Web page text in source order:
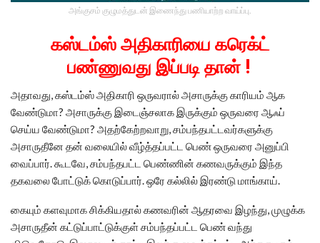
அங்குசம் குழுமத்துடன் இணைந்து பணியாற்ற வாய்ப்பு.
கஸ்டம்ஸ் அதிகாரியை கரெக்ட்
பண்ணுவது இப்படி தான் !
அதாவது, கஸ்டம்ஸ் அதிகாரி ஒருவரால் அசாருக்கு காரியம் ஆக
வேண்டுமா? அசாருக்கு இடைஞ்சலாக இருக்கும் ஒருவரை ஆஃப்
செய்ய வேண்டுமா? அதற்கேற்றவாறு, சம்பந்தபட்டவர்களுக்கு
அசாருதீனே தன் வலையில் வீழ்த்தப்பட்ட பெண் ஒருவரை அனுப்பி
வைப்பார். கூடவே, சம்பந்தபட்ட பெண்ணின் கணவருக்கும் இந்த
தகவலை போட்டுக் கொடுப்பார். ஒரே கல்லில் இரண்டு மாங்காய்.
கையும் களவுமாக சிக்கியதால் கணவரின் ஆதரவை இழந்து, முழுக்க
அசாருதீன் கட்டுப்பாட்டுக்குள் சம்பந்தப்பட்ட பெண் வந்து